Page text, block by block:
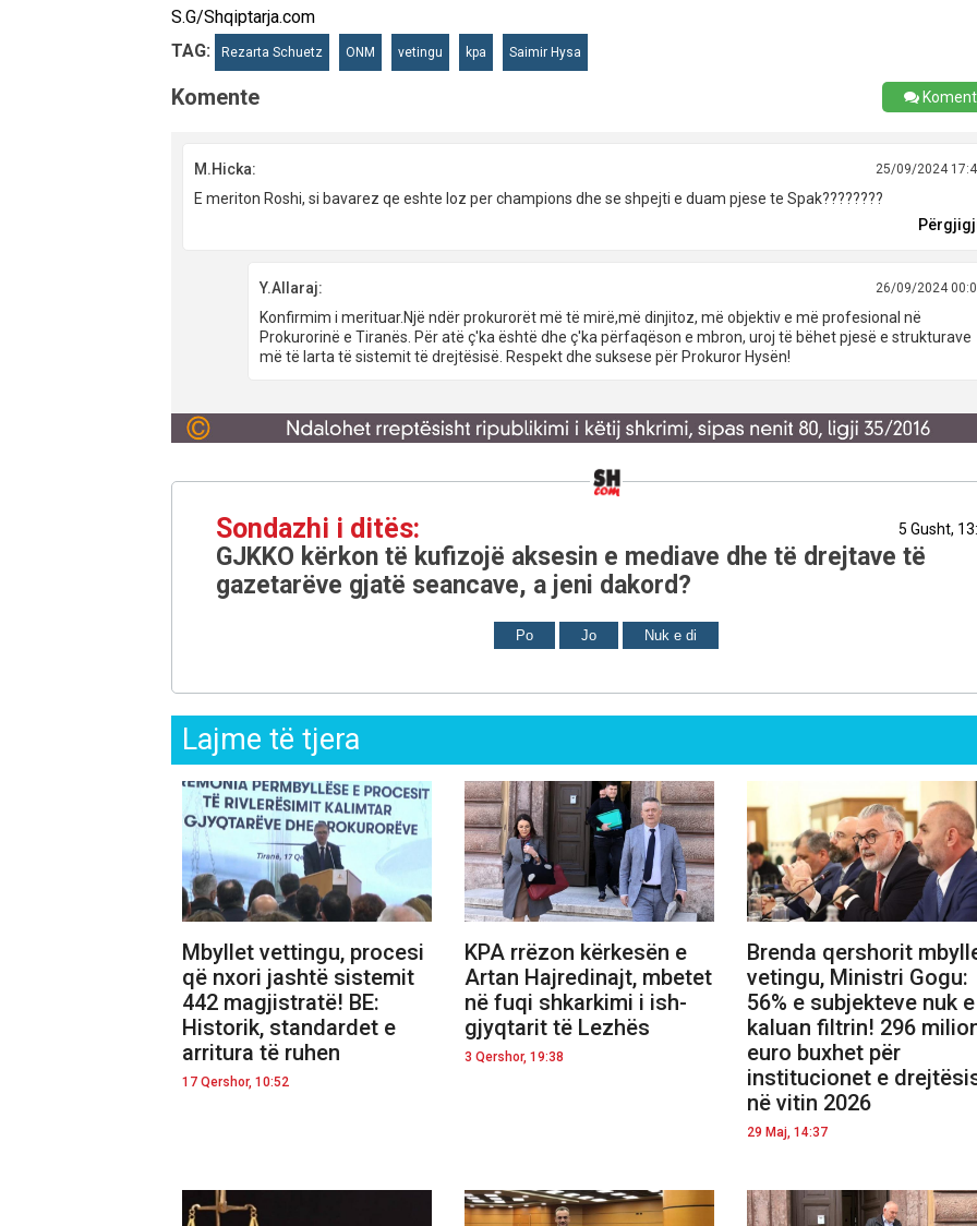
S.G/Shqiptarja.com
TAG:
Rezarta Schuetz ONM vetingu kpa Saimir Hysa
Komente
M.Hicka: 25/09/2024
E meriton Roshi, si bavarez qe eshte loz per champions dhe se shpejti e duam pjese te Spak????????
Y.Allaraj: 26/09/2024
Konfirmim i merituar.Një ndër prokurorët më të mirë,më dinjitoz, më objektiv e më profesional në
Prokurorinë e Tiranës. Për atë ç'ka është dhe ç'ka përfaqëson e mbron, uroj të bëhet pjesë e strukturave
më të larta të sistemit të drejtësisë. Respekt dhe suksese për Prokuror Hysën!
Sondazhi i ditës: 5 Gusht,
GJKKO kërkon të kufizojë aksesin e mediave dhe të drejtave të
gazetarëve gjatë seancave, a jeni dakord?
Po Jo Nuk e di
Lajme të tjera
Mbyllet vettingu, procesi
që nxori jashtë sistemit
442 magjistratë! BE:
Historik, standardet e
arritura të ruhen
17 Qershor, 10:52
KPA rrëzon kërkesën e
Artan Hajredinajt, mbetet
në fuqi shkarkimi i ish-
gjyqtarit të Lezhës
3 Qershor, 19:38
Brenda qershorit
vetingu, Ministri Gogu:
56% e subjekteve nuk e
kaluan filtrin! 296
euro buxhet për
institucionet e
në vitin 2026
29 Maj, 14:37